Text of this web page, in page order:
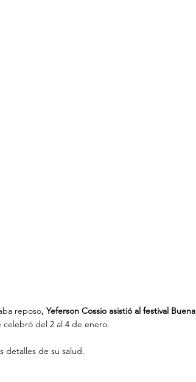
reposo, Yeferson Cossio asistió al festival Buena
celebró del 2 al 4 de enero.
detalles de su salud.